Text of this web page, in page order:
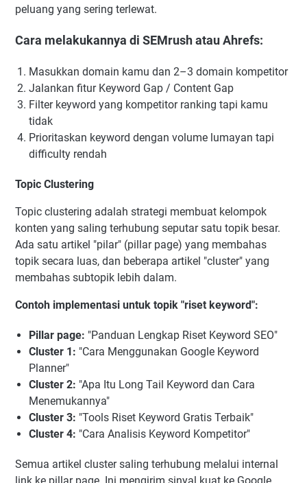
peluang yang sering terlewat.
Cara melakukannya di SEMrush atau Ahrefs:
Masukkan domain kamu dan 2–3 domain kompetitor
Jalankan fitur Keyword Gap / Content Gap
Filter keyword yang kompetitor ranking tapi kamu
tidak
Prioritaskan keyword dengan volume lumayan tapi
difficulty rendah
Topic Clustering
Topic clustering adalah strategi membuat kelompok
konten yang saling terhubung seputar satu topik besar.
Ada satu artikel "pilar" (pillar page) yang membahas
topik secara luas, dan beberapa artikel "cluster" yang
membahas subtopik lebih dalam.
Contoh implementasi untuk topik "riset keyword":
Pillar page: "Panduan Lengkap Riset Keyword SEO"
Cluster 1: "Cara Menggunakan Google Keyword
Planner"
Cluster 2: "Apa Itu Long Tail Keyword dan Cara
Menemukannya"
Cluster 3: "Tools Riset Keyword Gratis Terbaik"
Cluster 4: "Cara Analisis Keyword Kompetitor"
Semua artikel cluster saling terhubung melalui internal